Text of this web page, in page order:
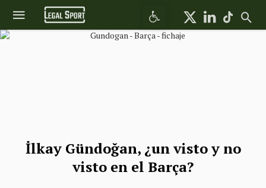
Abrir barra de herramientas
İlkay Gündoğan, ¿un visto y no
visto en el Barça?